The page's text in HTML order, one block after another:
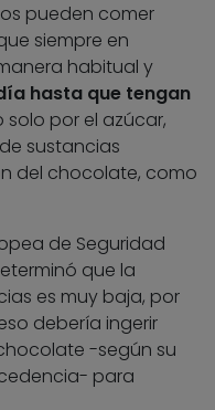
pueden comer
siempre en
habitual y
hasta que tengan
solo por el azúcar,
sustancias
del chocolate, como
de Seguridad
que la
es muy baja, por
debería ingerir
-según su
para